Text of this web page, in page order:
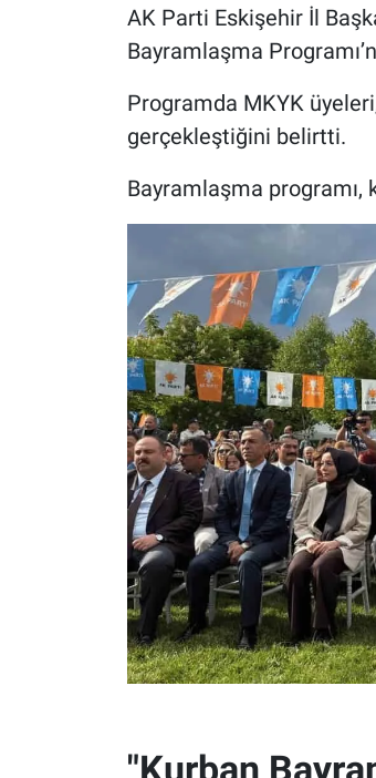
AK Parti Eskişehir İl
Bayramlaşma
Programda MKYK
gerçekleştiğini belirtti.
Bayramlaşma programı,
"Kurban